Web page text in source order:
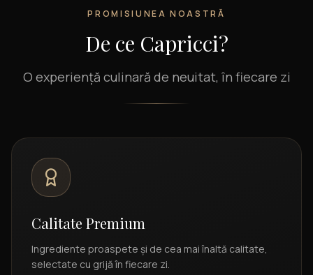
PROMISIUNEA NOASTRĂ
De ce Capricci?
O experiență culinară de neuitat, în fiecare zi
Calitate Premium
Ingrediente proaspete și de cea mai înaltă calitate,
selectate cu grijă în fiecare zi.